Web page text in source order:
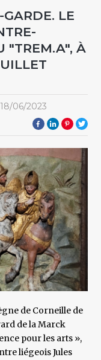
GARDE. LE
"TREM.A", À
18/06/2023
de Corneille de
de la Marck
pour les arts »,
liégeois Jules